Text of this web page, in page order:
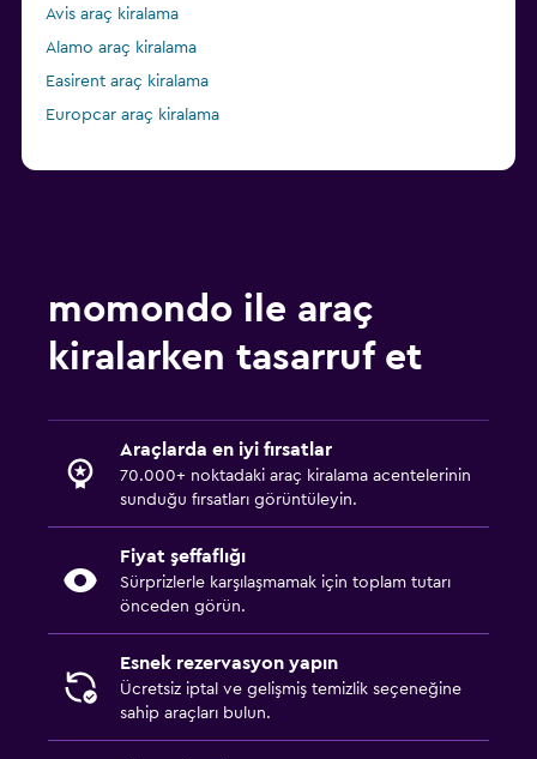
Avis araç kiralama
Alamo araç kiralama
Easirent araç kiralama
Europcar araç kiralama
momondo ile araç
kiralarken tasarruf et
Araçlarda en iyi fırsatlar
70.000+ noktadaki araç kiralama acentelerinin
sunduğu fırsatları görüntüleyin.
Fiyat şeffaflığı
Sürprizlerle karşılaşmamak için toplam tutarı
önceden görün.
Esnek rezervasyon yapın
Ücretsiz iptal ve gelişmiş temizlik seçeneğine
sahip araçları bulun.